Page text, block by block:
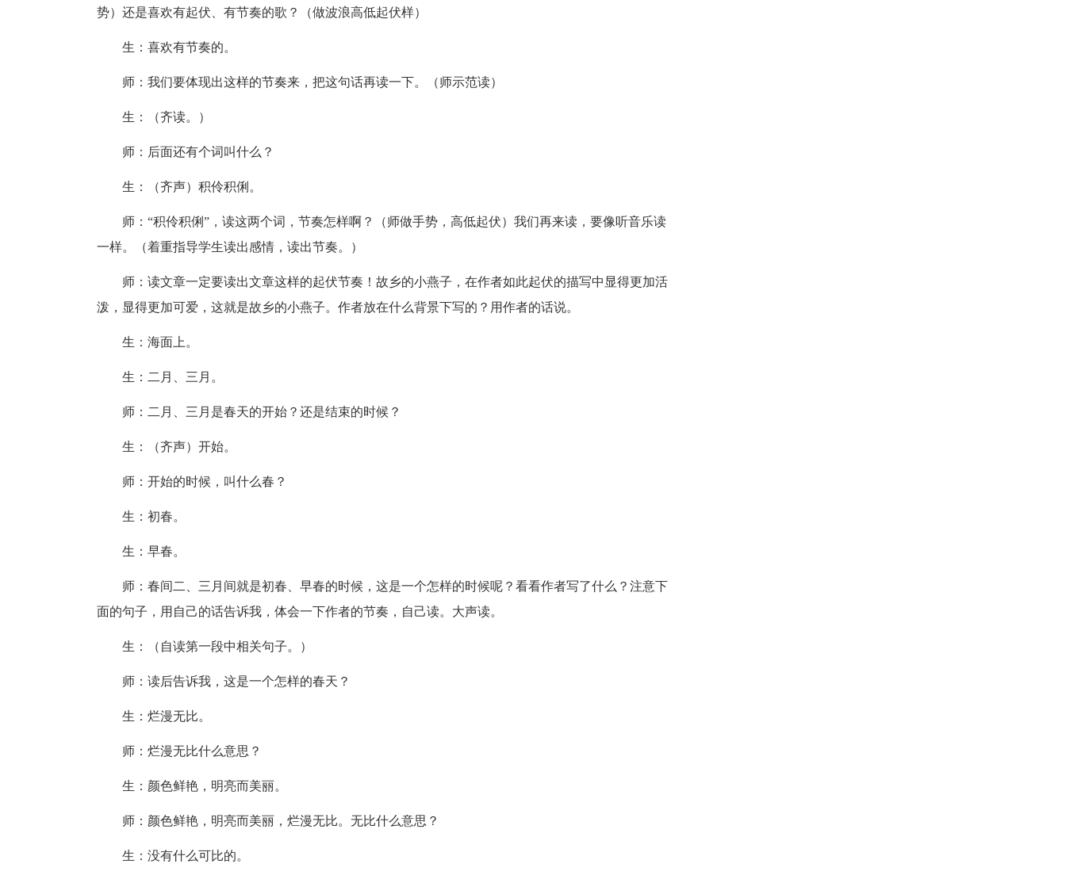
势）还是喜欢有起伏、有节奏的歌？（做波浪高低起伏样）
生：喜欢有节奏的。
师：我们要体现出这样的节奏来，把这句话再读一下。（师示范读）
生：（齐读。）
师：后面还有个词叫什么？
生：（齐声）积伶积俐。
师：“积伶积俐”，读这两个词，节奏怎样啊？（师做手势，高低起伏）我们再来读，要像听音乐读
一样。（着重指导学生读出感情，读出节奏。）
师：读文章一定要读出文章这样的起伏节奏！故乡的小燕子，在作者如此起伏的描写中显得更加活
泼，显得更加可爱，这就是故乡的小燕子。作者放在什么背景下写的？用作者的话说。
生：海面上。
生：二月、三月。
师：二月、三月是春天的开始？还是结束的时候？
生：（齐声）开始。
师：开始的时候，叫什么春？
生：初春。
生：早春。
师：春间二、三月间就是初春、早春的时候，这是一个怎样的时候呢？看看作者写了什么？注意下
面的句子，用自己的话告诉我，体会一下作者的节奏，自己读。大声读。
生：（自读第一段中相关句子。）
师：读后告诉我，这是一个怎样的春天？
生：烂漫无比。
师：烂漫无比什么意思？
生：颜色鲜艳，明亮而美丽。
师：颜色鲜艳，明亮而美丽，烂漫无比。无比什么意思？
生：没有什么可比的。